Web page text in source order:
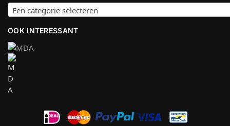
Een categorie selecteren
OOK INTERESSANT